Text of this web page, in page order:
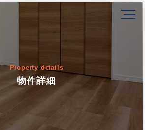
Property details
物件詳細